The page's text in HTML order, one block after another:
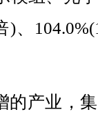
)、
产业，